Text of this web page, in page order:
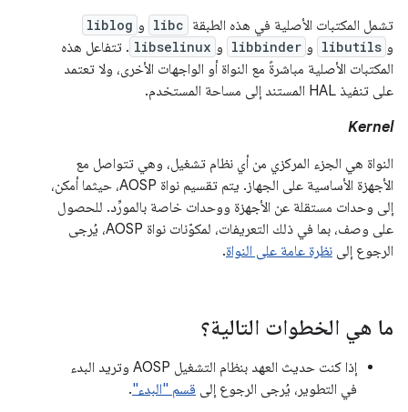
تشمل المكتبات الأصلية في هذه الطبقة libc و liblog
و libutils و libbinder و libselinux . تتفاعل هذه
المكتبات الأصلية مباشرةً مع النواة أو الواجهات الأخرى، ولا تعتمد
على تنفيذ HAL المستند إلى مساحة المستخدم.
Kernel
النواة هي الجزء المركزي من أي نظام تشغيل، وهي تتواصل مع
الأجهزة الأساسية على الجهاز. يتم تقسيم نواة AOSP، حيثما أمكن،
إلى وحدات مستقلة عن الأجهزة ووحدات خاصة بالمورِّد. للحصول
على وصف، بما في ذلك التعريفات، لمكوّنات نواة AOSP، يُرجى
الرجوع إلى نظرة عامة على النواة.
ما هي الخطوات التالية؟
إذا كنت حديث العهد بنظام التشغيل AOSP وتريد البدء
في التطوير، يُرجى الرجوع إلى قسم "البدء".